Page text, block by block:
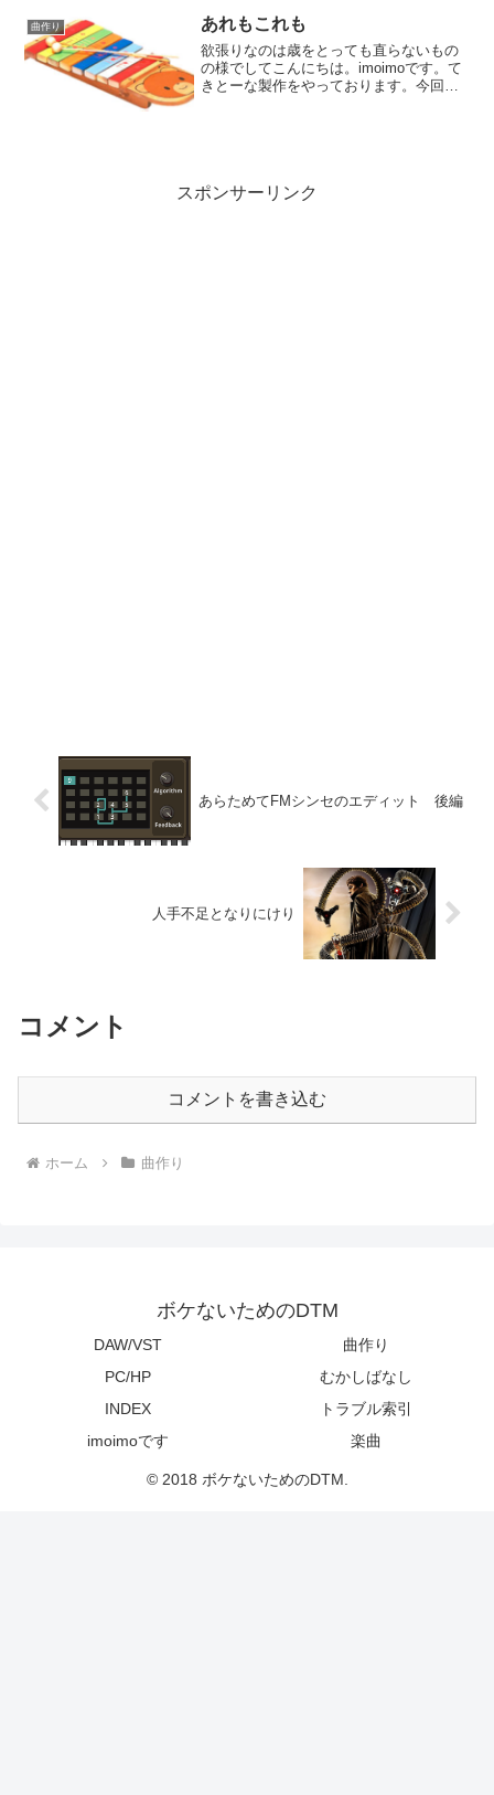
ます。主題が２つで...
曲作り あれもこれも
欲張りなのは歳をとっても直らないもの
の様でしてこんにちは。imoimoです。て
きとーな製作をやっております。今回は
スポンサーリンク
あらためてFMシンセのエディット 後編
人手不足となりにけり
コメント
コメントを書き込む
ホーム 曲作り
ボケないためのDTM
DAW/VST
曲作り
PC/HP
むかしばなし
INDEX
トラブル索引
imoimoです
楽曲
© 2018 ボケないためのDTM.